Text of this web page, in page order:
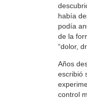
había
podía
de la
“dolor,
Años
escribió
control